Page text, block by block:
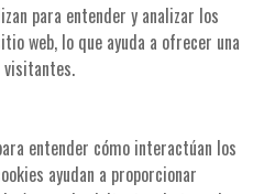
para entender y analizar los
web, lo que ayuda a ofrecer una
visitantes.
entender cómo interactúan los
ayudan a proporcionar